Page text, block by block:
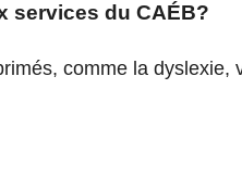
services du CAÉB?
comme la dyslexie,